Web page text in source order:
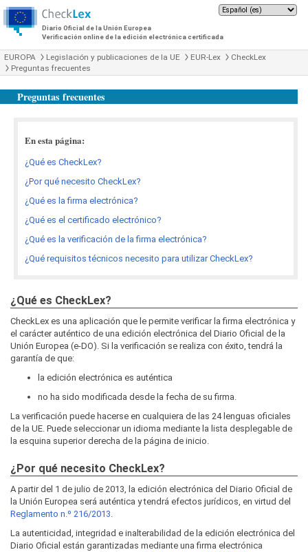
Diario Oficial de la Unión Europea
Verificación online de la edición electrónica certificada
EUROPA Legislación y publicaciones de la UE EUR-Lex
CheckLex
Preguntas frecuentes
Preguntas frecuentes
En esta página:
¿Qué es CheckLex?
¿Por qué necesito CheckLex?
¿Qué es la firma electrónica?
¿Qué es el certificado electrónico?
¿Qué es la verificación de la firma electrónica?
¿Qué requisitos técnicos necesito para utilizar CheckLex?
¿Qué es CheckLex?
CheckLex es una aplicación que le permite verificar la firma electrónica y
el carácter auténtico de una edición electrónica del Diario Oficial de la
Unión Europea (e-DO). Si la verificación se realiza con éxito, tendrá la
garantía de que:
la edición electrónica es auténtica
no ha sido modificada desde la fecha de su firma.
La verificación puede hacerse en cualquiera de las 24 lenguas oficiales
de la UE. Puede seleccionar un idioma mediante la lista desplegable de
la esquina superior derecha de la página de inicio.
¿Por qué necesito CheckLex?
A partir del 1 de julio de 2013, la edición electrónica del Diario Oficial de
la Unión Europea será auténtica y tendrá efectos jurídicos, en virtud del
Reglamento n.º 216/2013.
La autenticidad, integridad e inalterabilidad de la edición electrónica del
Diario Oficial están garantizadas mediante una firma electrónica